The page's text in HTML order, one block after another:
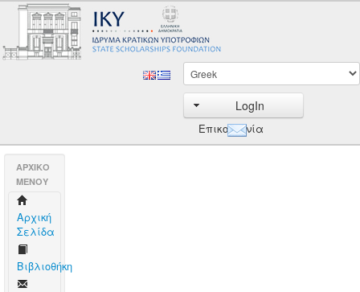
LogIn
Επικοινωνία
AΡΧΙΚΟ
ΜΕΝΟΥ
Aρχική
Σελίδα
Βιβλιοθήκη